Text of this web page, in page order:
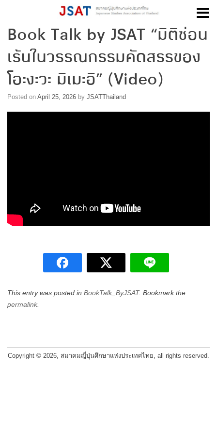
Skip
content
Book Talk by JSAT “มิติซ่อน
เร้นในวรรณกรรมคัดสรรของ
โอะงะวะ มิเมะอิ” (Video)
Posted on April 25, 2026 by JSATThailand
This entry was posted in BookTalk_ByJSAT. Bookmark the
permalink.
navigation
Copyright © 2026, สมาคมญี่ปุ่นศึกษาแห่งประเทศไทย, all rights reserved.